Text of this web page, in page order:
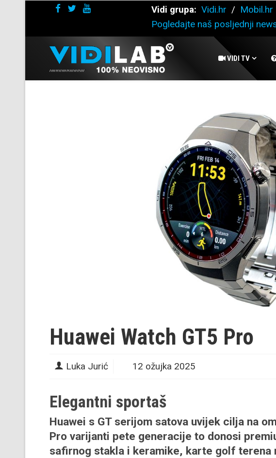
Vidi grupa: Vidi.hr / Mobil.hr
Pogledajte naš posljednji
VIDI TV
Huawei Watch GT5 Pro
Luka Jurić 12 ožujka 2025
Elegantni sportaš
Huawei s GT serijom satova uvijek cilja na
Pro varijanti pete generacije to donosi
safirnog stakla i keramike, karte golf terena